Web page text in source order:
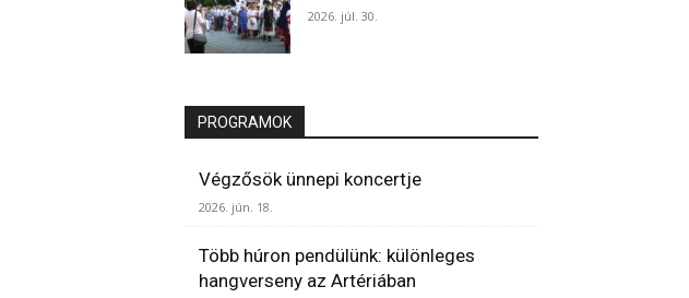
2026. júl. 30.
PROGRAMOK
Végzősök ünnepi koncertje
2026. jún. 18.
Több húron pendülünk: különleges
hangverseny az Artériában